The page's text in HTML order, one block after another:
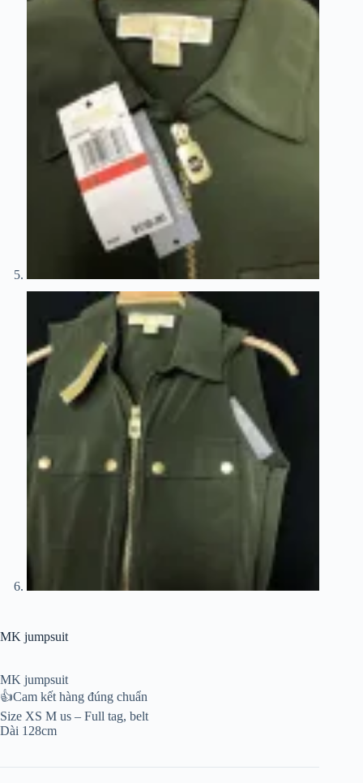
MK jumpsuit
MK jumpsuit
👍Cam kết hàng đúng chuẩn
Size XS M us – Full tag, belt
Dài 128cm